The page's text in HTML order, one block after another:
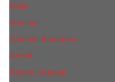
Alaia
Annifen
Antonio Banderas
Armaf
Ariana Grande